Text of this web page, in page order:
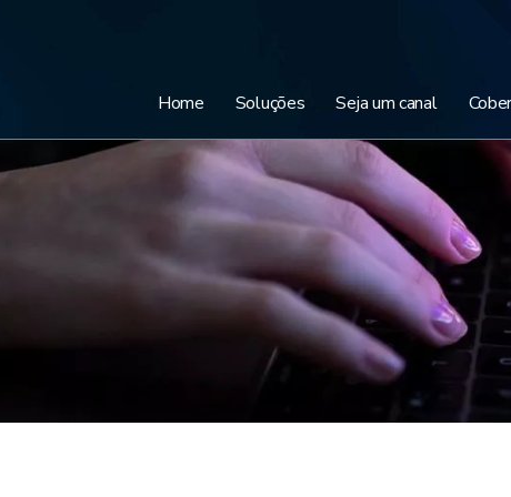
Home Soluções Seja um canal